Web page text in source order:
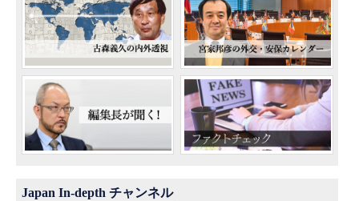
Japan In-depth チャンネル